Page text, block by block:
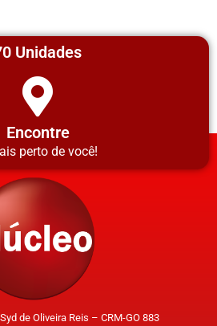
Unidades
Encontre
perto de você!
de Oliveira Reis – CRM-GO 883